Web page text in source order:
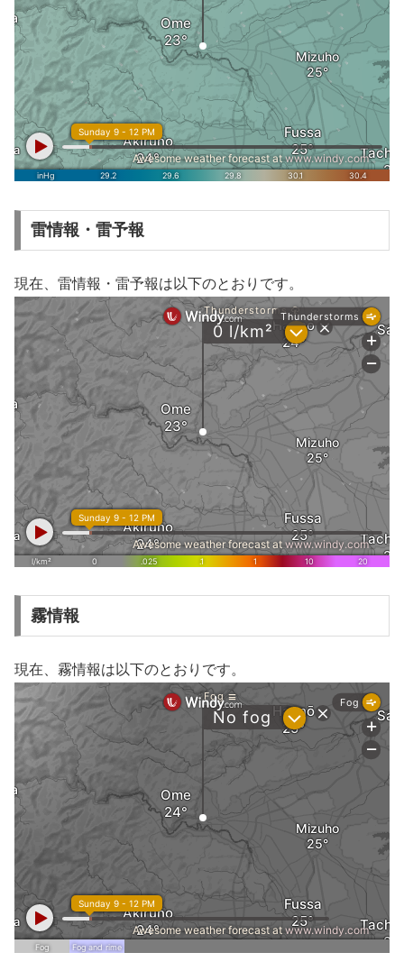
雷情報・雷予報
現在、雷情報・雷予報は以下のとおりです。
霧情報
現在、霧情報は以下のとおりです。